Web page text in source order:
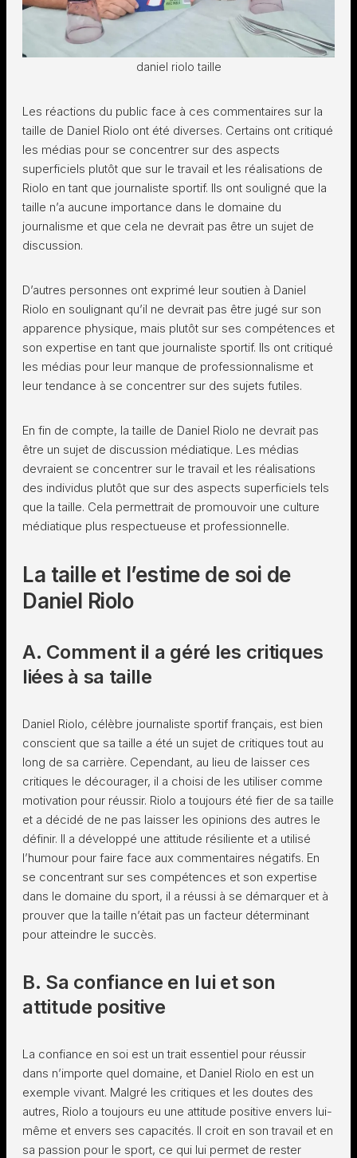
daniel riolo taille
Les réactions du public face à ces commentaires sur la
taille de Daniel Riolo ont été diverses. Certains ont critiqué
les médias pour se concentrer sur des aspects
superficiels plutôt que sur le travail et les réalisations de
Riolo en tant que journaliste sportif. Ils ont souligné que la
taille n’a aucune importance dans le domaine du
journalisme et que cela ne devrait pas être un sujet de
discussion.
D’autres personnes ont exprimé leur soutien à Daniel
Riolo en soulignant qu’il ne devrait pas être jugé sur son
apparence physique, mais plutôt sur ses compétences et
son expertise en tant que journaliste sportif. Ils ont critiqué
les médias pour leur manque de professionnalisme et
leur tendance à se concentrer sur des sujets futiles.
En fin de compte, la taille de Daniel Riolo ne devrait pas
être un sujet de discussion médiatique. Les médias
devraient se concentrer sur le travail et les réalisations
des individus plutôt que sur des aspects superficiels tels
que la taille. Cela permettrait de promouvoir une culture
médiatique plus respectueuse et professionnelle.
La taille et l’estime de soi de
Daniel Riolo
A. Comment il a géré les critiques
liées à sa taille
Daniel Riolo, célèbre journaliste sportif français, est bien
conscient que sa taille a été un sujet de critiques tout au
long de sa carrière. Cependant, au lieu de laisser ces
critiques le décourager, il a choisi de les utiliser comme
motivation pour réussir. Riolo a toujours été fier de sa taille
et a décidé de ne pas laisser les opinions des autres le
définir. Il a développé une attitude résiliente et a utilisé
l’humour pour faire face aux commentaires négatifs. En
se concentrant sur ses compétences et son expertise
dans le domaine du sport, il a réussi à se démarquer et à
prouver que la taille n’était pas un facteur déterminant
pour atteindre le succès.
B. Sa confiance en lui et son
attitude positive
La confiance en soi est un trait essentiel pour réussir
dans n’importe quel domaine, et Daniel Riolo en est un
exemple vivant. Malgré les critiques et les doutes des
autres, Riolo a toujours eu une attitude positive envers lui-
même et envers ses capacités. Il croit en son travail et en
sa passion pour le sport, ce qui lui permet de rester